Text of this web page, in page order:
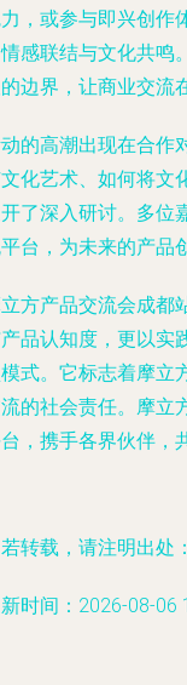
，或参与即兴创作
感联结与文化共鸣
边界，让商业交流
的高潮出现在合作
化艺术、如何将文
了深入研讨。多位
台，为未来的产品
方产品交流会成都
品认知度，更以实
式。它标志着摩立
的社会责任。摩立
，携手各界伙伴，
转载，请注明出处
时间：2026-08-06